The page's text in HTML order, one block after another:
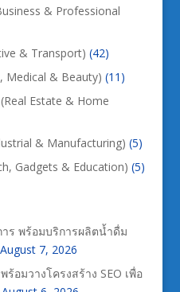
& Professional
& Transport) (42)
Medical & Beauty) (11)
Estate & Home
& Manufacturing) (5)
Gadgets & Education) (5)
ร พร้อมบริการผลิตน้ำดื่ม
August 7, 2026
อมวางโครงสร้าง SEO เพื่อ